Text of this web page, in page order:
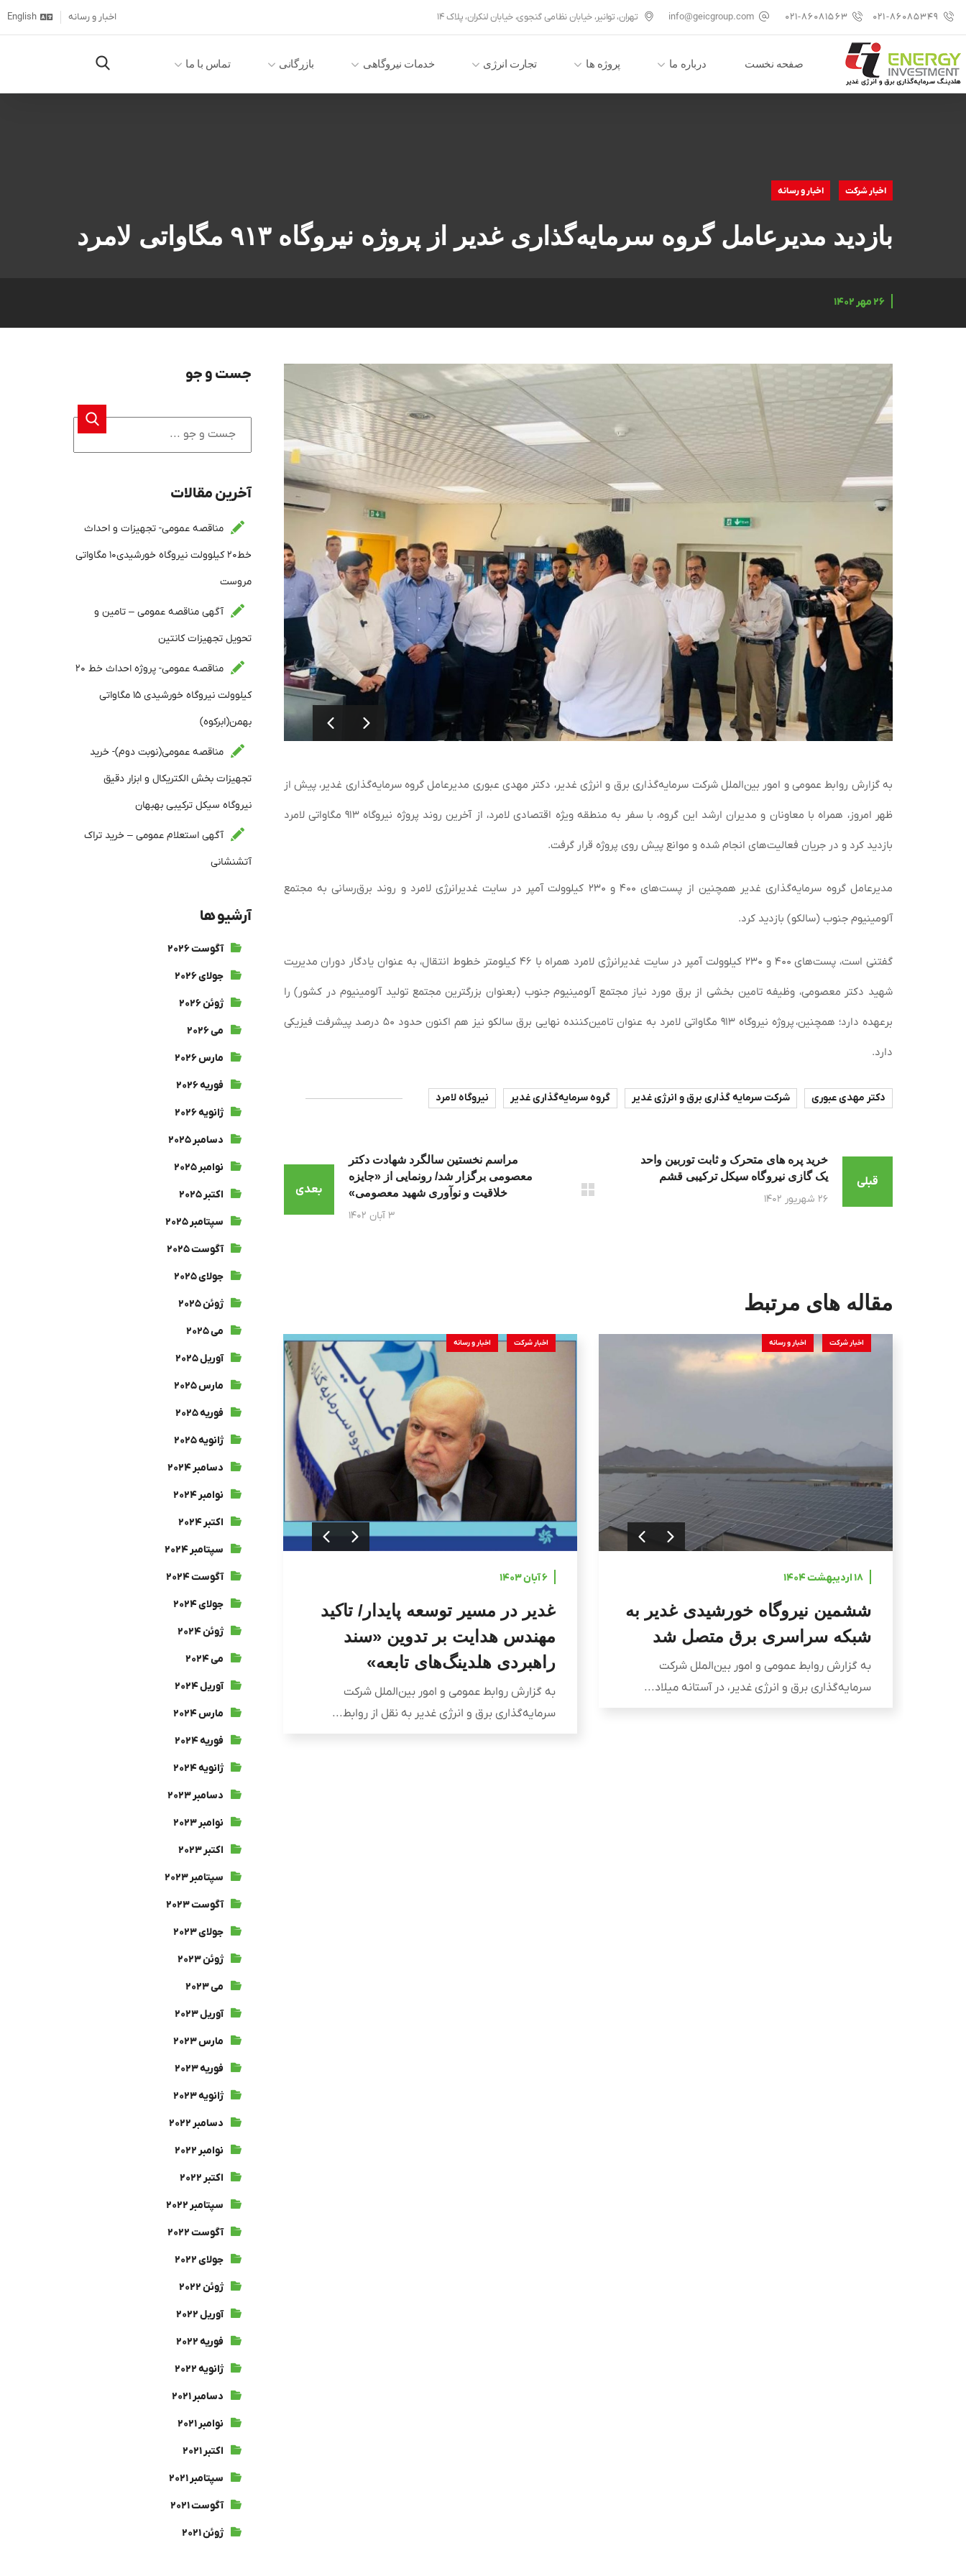
۰۲۱-۸۶۰۸۵۳۴۹ ۰۲۱-۸۶۰۸۱۵۶۳ info@geicgroup.com تهران، توانیر، خیابان نظامی گنجوی، خیابان لنکران، پلاک ۱۴ اخبار و رسانه English
صفحه نخست درباره ما پروژه ها تجارت انرژی خدمات نیروگاهی بازرگانی تماس با ما
اخبار شرکت اخبار و رسانه
بازدید مدیرعامل گروه سرمایه‌گذاری غدیر از پروژه نیروگاه ۹۱۳ مگاواتی لامرد
۲۶ مهر ۱۴۰۲
به گزارش روابط عمومی و امور بین‌الملل شرکت سرمایه‌گذاری برق و انرژی غدیر، دکتر مهدی عبوری مدیرعامل گروه سرمایه‌گذاری غدیر، پیش از
ظهر امروز، همراه با معاونان و مدیران ارشد این گروه، با سفر به منطقه ویژه اقتصادی لامرد، از آخرین روند پروژه نیروگاه ۹۱۳ مگاواتی لامرد
بازدید کرد و در جریان فعالیت‌های انجام شده و موانع پیش روی پروژه قرار گرفت.
مدیرعامل گروه سرمایه‌گذاری غدیر همچنین از پست‌های ۴۰۰ و ۲۳۰ کیلوولت آمپر در سایت غدیرانرژی لامرد و روند برق‌رسانی به مجتمع
آلومینیوم جنوب (سالکو) بازدید کرد.
گفتنی است، پست‌های ۴۰۰ و ۲۳۰ کیلوولت آمپر در سایت غدیرانرژی لامرد همراه با ۴۶ کیلومتر خطوط انتقال، به عنوان یادگار دوران مدیریت
شهید دکتر معصومی، وظیفه تامین بخشی از برق مورد نیاز مجتمع آلومینیوم جنوب (بعنوان بزرگترین مجتمع تولید آلومینیوم در کشور) را
برعهده دارد؛ همچنین، پروژه نیروگاه ۹۱۳ مگاواتی لامرد به عنوان تامین‌کننده نهایی برق سالکو نیز هم اکنون حدود ۵۰ درصد پیشرفت فیزیکی
دارد.
دکتر مهدی عبوری شرکت سرمایه گذاری برق و انرژی غدیر گروه سرمایه‌گذاری غدیر نیروگاه لامرد
قبلی
خرید پره های متحرک و ثابت توربین واحد
یک گازی نیروگاه سیکل ترکیبی قشم
۲۶ شهریور ۱۴۰۲
مراسم نخستین سالگرد شهادت دکتر
معصومی برگزار شد/ رونمایی از «جایزه
خلاقیت و نوآوری شهید معصومی»
۳ آبان ۱۴۰۲
بعدی
مقاله های مرتبط
اخبار شرکت اخبار و رسانه
۱۸ اردیبهشت ۱۴۰۴
ششمین نیروگاه خورشیدی غدیر به
شبکه سراسری برق متصل شد
به گزارش روابط عمومی و امور بین‌الملل شرکت
سرمایه‌گذاری برق و انرژی غدیر، در آستانه میلاد...
اخبار شرکت اخبار و رسانه
۶ آبان ۱۴۰۳
غدیر در مسیر توسعه پایدار/ تاکید
مهندس هدایت بر تدوین «سند
راهبردی هلدینگ‌های تابعه»
به گزارش روابط عمومی و امور بین‌الملل شرکت
سرمایه‌گذاری برق و انرژی غدیر به نقل از روابط...
جست و جو
آخرین مقالات
مناقصه عمومی- تجهیزات و احداث
خط۲۰ کیلوولت نیروگاه خورشیدی۱۰ مگاواتی
مروست
آگهی مناقصه عمومی – تامین و
تحویل تجهیزات کانتین
مناقصه عمومی- پروژه احداث خط ۲۰
کیلوولت نیروگاه خورشیدی ۱۵ مگاواتی
بهمن(ابرکوه)
مناقصه عمومی(نوبت دوم)- خرید
تجهیزات بخش الکتریکال و ابزار دقیق
نیروگاه سیکل ترکیبی بهبهان
آگهی استعلام عمومی – خرید تراک
آتشنشانی
آرشیو ها
آگوست ۲۰۲۶
جولای ۲۰۲۶
ژوئن ۲۰۲۶
می ۲۰۲۶
مارس ۲۰۲۶
فوریه ۲۰۲۶
ژانویه ۲۰۲۶
دسامبر ۲۰۲۵
نوامبر ۲۰۲۵
اکتبر ۲۰۲۵
سپتامبر ۲۰۲۵
آگوست ۲۰۲۵
جولای ۲۰۲۵
ژوئن ۲۰۲۵
می ۲۰۲۵
آوریل ۲۰۲۵
مارس ۲۰۲۵
فوریه ۲۰۲۵
ژانویه ۲۰۲۵
دسامبر ۲۰۲۴
نوامبر ۲۰۲۴
اکتبر ۲۰۲۴
سپتامبر ۲۰۲۴
آگوست ۲۰۲۴
جولای ۲۰۲۴
ژوئن ۲۰۲۴
می ۲۰۲۴
آوریل ۲۰۲۴
مارس ۲۰۲۴
فوریه ۲۰۲۴
ژانویه ۲۰۲۴
دسامبر ۲۰۲۳
نوامبر ۲۰۲۳
اکتبر ۲۰۲۳
سپتامبر ۲۰۲۳
آگوست ۲۰۲۳
جولای ۲۰۲۳
ژوئن ۲۰۲۳
می ۲۰۲۳
آوریل ۲۰۲۳
مارس ۲۰۲۳
فوریه ۲۰۲۳
ژانویه ۲۰۲۳
دسامبر ۲۰۲۲
نوامبر ۲۰۲۲
اکتبر ۲۰۲۲
سپتامبر ۲۰۲۲
آگوست ۲۰۲۲
جولای ۲۰۲۲
ژوئن ۲۰۲۲
آوریل ۲۰۲۲
فوریه ۲۰۲۲
ژانویه ۲۰۲۲
دسامبر ۲۰۲۱
نوامبر ۲۰۲۱
اکتبر ۲۰۲۱
سپتامبر ۲۰۲۱
آگوست ۲۰۲۱
ژوئن ۲۰۲۱